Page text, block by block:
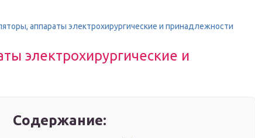
аппараты электрохирургические и принадлежности
электрохирургические и
Содержание: